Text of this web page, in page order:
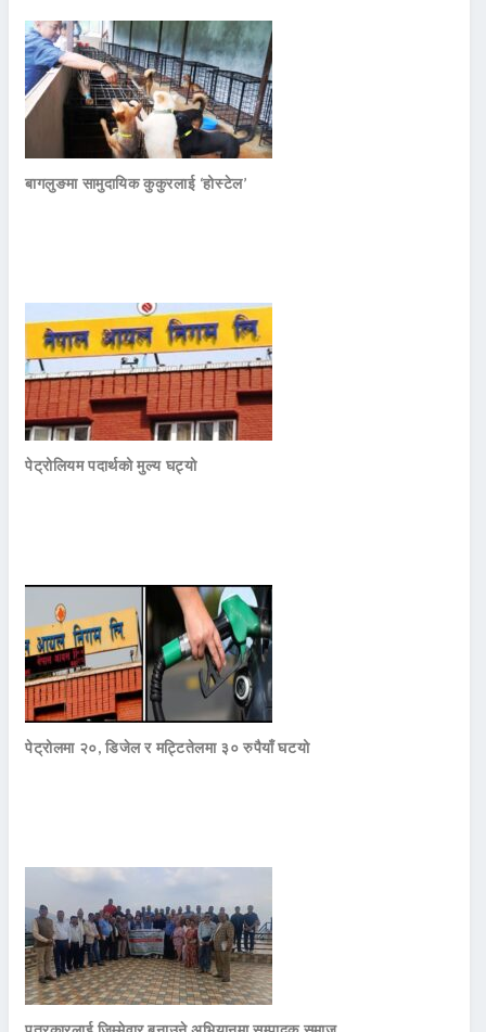
बागलुङमा सामुदायिक कुकुरलाई ‘होस्टेल’
पेट्रोलियम पदार्थको मुल्य घट्यो
पेट्रोलमा २०, डिजेल र मट्टितेलमा ३० रुपैयाँ घटयो